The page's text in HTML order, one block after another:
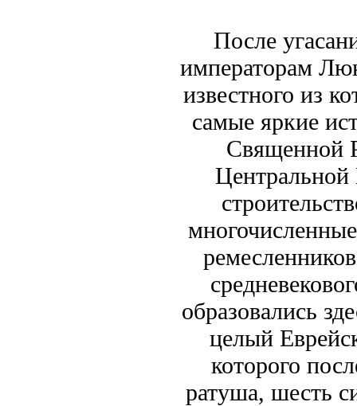
После
императорам
известного из
самые яркие
Священной
Центральной
образовались
целый
которого
ратуша, шесть